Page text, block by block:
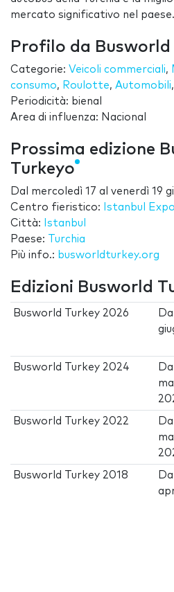
mercato significativo nel paese.
Profilo da Busworld
Categorie: Veicoli commerciali,
consumo, Roulotte, Automobili,
Periodicità: bienal
Area di influenza: Nacional
Prossima edizione
Turkeyo
Dal mercoledì 17 al venerdì 19
Centro fieristico:
Istanbul
Città:
Istanbul
Paese:
Turchia
Più info.: busworldturkey.org
Edizioni Busworld
Busworld Turkey 2026
Busworld Turkey 2024 Dal
Busworld Turkey 2022 Dal
Busworld Turkey 2018